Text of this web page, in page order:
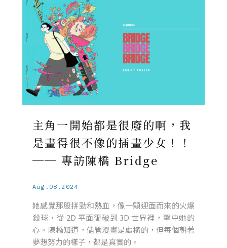
主角一開始都是很廢的啊，我
是畫得很不像的插畫少女！！
── 專訪陳橋 Bridge
Aug.08.2024
她感覺那股拼勁和熱血，像一顆迎面而來的火爆
殺球，從 2D 平面衝破到 3D 世界裡，擊中她的
心。陳橋知道，儘管漫畫是虛構的，但每個朝著
夢想努力的樣子，都是真實的。